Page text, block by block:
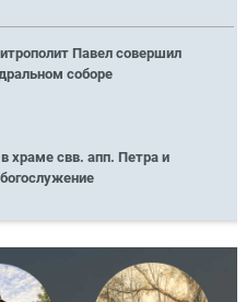
Павел совершил
соборе
храме свв. апп. Петра и